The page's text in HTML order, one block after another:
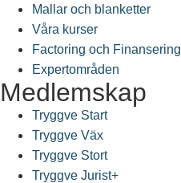
Mallar och blanketter
Våra kurser
Factoring och Finansering
Expertområden
Medlemskap
Tryggve Start
Tryggve Väx
Tryggve Stort
Tryggve Jurist+